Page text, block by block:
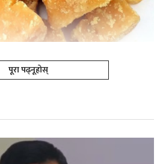
पूरा पढ्नूहोस्